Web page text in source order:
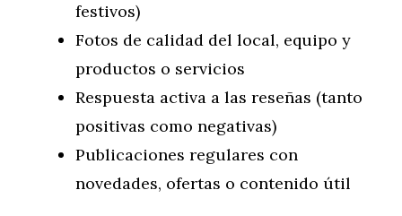
festivos)
Fotos de calidad del local, equipo y
productos o servicios
Respuesta activa a las reseñas (tanto
positivas como negativas)
Publicaciones regulares con
novedades, ofertas o contenido útil